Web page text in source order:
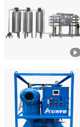
Guangdong,
Chongqing Acore
Chongqing, China